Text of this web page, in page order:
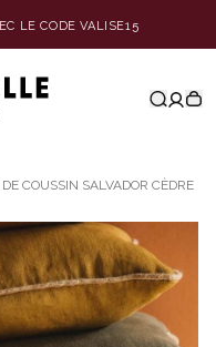
LE CODE VALISE15
COUSSIN SALVADOR CÈDRE